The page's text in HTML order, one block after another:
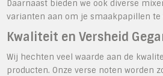
Daarnaast bieden we ook diverse
varianten aan om je smaakpapillen te
Kwaliteit en Versheid
Wij hechten veel waarde aan de
producten. Onze verse noten worden